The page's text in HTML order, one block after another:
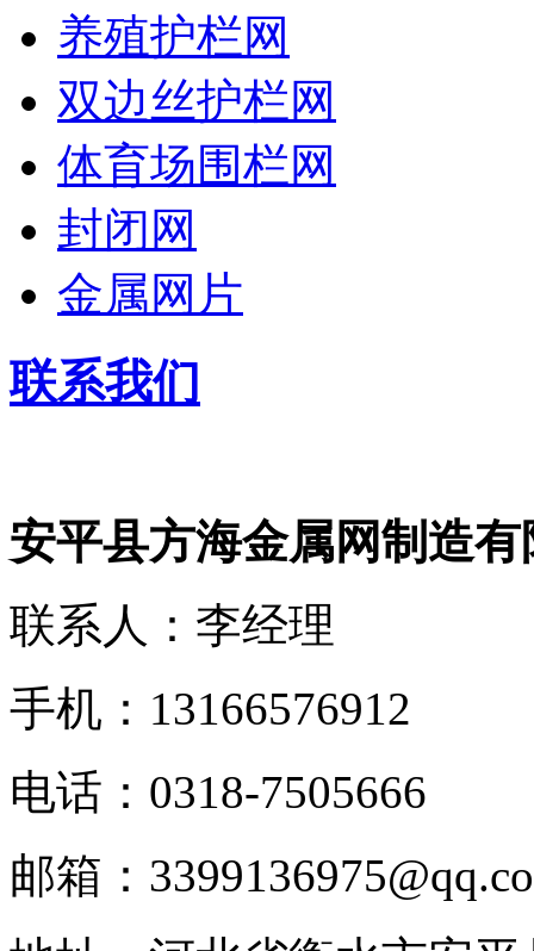
养殖护栏网
双边丝护栏网
体育场围栏网
封闭网
金属网片
联系我们
安平县方海金属网制造有
联系人：李经理
手机：13166576912
电话：0318-7505666
邮箱：